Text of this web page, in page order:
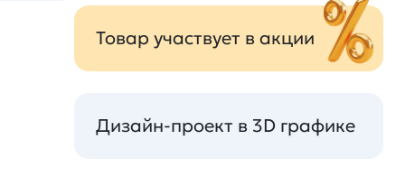
Товар участвует в акции
Дизайн-проект в 3D графике